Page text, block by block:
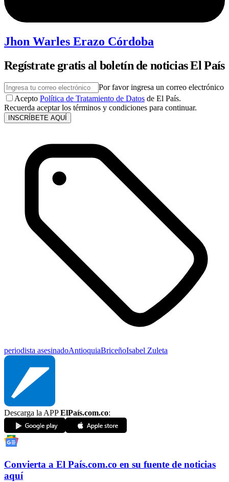
Jhon Warles Erazo Córdoba
Regístrate gratis al boletín de noticias El País
Por favor ingresa un correo electrónico
Acepto Política de Tratamiento de Datos de El País.
Recuerda aceptar los términos y condiciones para continuar.
INSCRÍBETE AQUÍ
periodista asesinadoAntioquiaBriceñoIsabel Zuleta
Descarga la APPElPaís.com.co:
Convierta a El País.com.co en su fuente de noticias
aquí